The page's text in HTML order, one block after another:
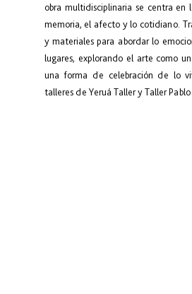
obra multidisciplinaria se centra en
memoria, el afecto y lo cotidiano.
y materiales para abordar lo
lugares, explorando el arte como
una forma de celebración de lo
talleres de Yeruá Taller y Taller Pablo